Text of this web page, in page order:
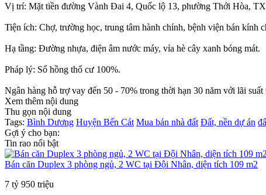
Vị trí: Mặt tiền đường Vành Đai 4, Quốc lộ 13, phường Thới Hòa,
Tiện ích: Chợ, trường học, trung tâm hành chính, bệnh viện bán kính
Hạ tầng: Đường nhựa, điện âm nước máy, vỉa hè cây xanh bóng mát.
Pháp lý: Sổ hồng thổ cư 100%.
Ngân hàng hỗ trợ vay đến 50 - 70% trong thời hạn 30 năm với lãi suất
Xem thêm nội dung
Thu gọn nội dung
Tags: Bình Dương Huyện Bến Cát Mua bán nhà đất Đất, nền dự án
Gợi ý cho bạn:
Tin rao nổi bật
Bán căn Duplex 3 phòng ngủ, 2 WC tại Đội Nhân, diện tích 109 m2
7 tỷ 950 triệu